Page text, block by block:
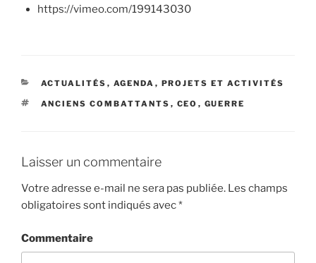
https://vimeo.com/199143030
CATÉGORIES
ACTUALITÉS , AGENDA , PROJETS ET ACTIVITÉS
ÉTIQUETTES
ANCIENS COMBATTANTS , CEO , GUERRE
Laisser un commentaire
Votre adresse e-mail ne sera pas publiée. Les champs
obligatoires sont indiqués avec*
Commentaire